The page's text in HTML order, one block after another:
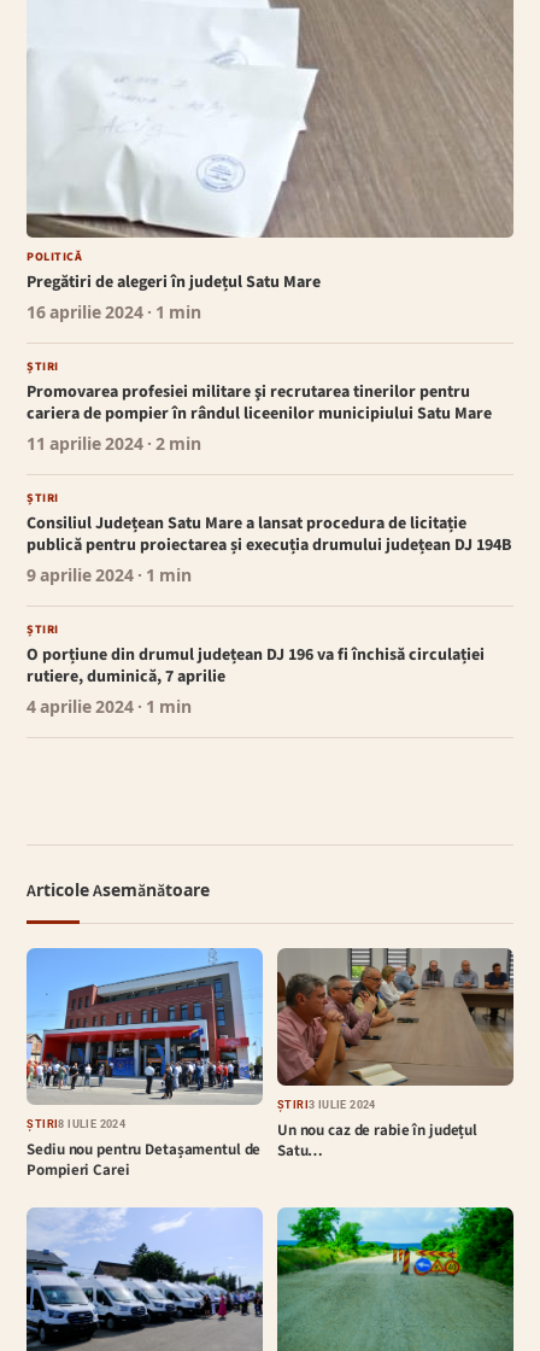
POLITICĂ
Pregătiri de alegeri în județul Satu Mare
16 aprilie 2024 · 1 min
ȘTIRI
Promovarea profesiei militare şi recrutarea tinerilor pentru
cariera de pompier în rândul liceenilor municipiului Satu Mare
11 aprilie 2024 · 2 min
ȘTIRI
Consiliul Județean Satu Mare a lansat procedura de licitație
publică pentru proiectarea și execuția drumului județean DJ 194B
9 aprilie 2024 · 1 min
ȘTIRI
O porțiune din drumul județean DJ 196 va fi închisă circulației
rutiere, duminică, 7 aprilie
4 aprilie 2024 · 1 min
Articole Asemănătoare
ȘTIRI8 IULIE 2024
Sediu nou pentru Detașamentul de
Pompieri Carei
ȘTIRI3 IULIE 2024
Un nou caz de rabie în județul
Satu…